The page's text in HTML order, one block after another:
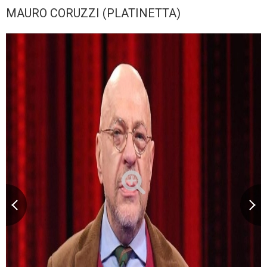
MAURO CORUZZI (PLATINETTA)